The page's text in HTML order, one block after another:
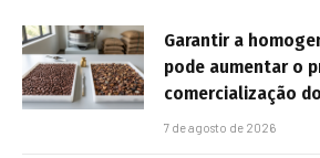
Garantir a
pode aumentar o
comercialização
7 de agosto de 2026